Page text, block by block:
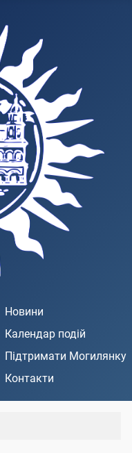
Новини
Календар подій
Підтримати Могилянку
Контакти